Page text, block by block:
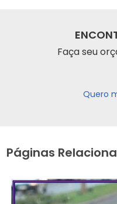
Faça seu
Quero
Páginas